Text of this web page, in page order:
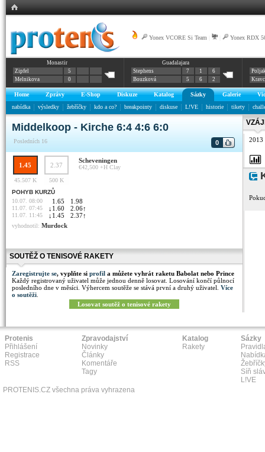
Yonex VCORE Si Team Yonex RDX
Monastir
Zipfel
5
Melnikova
0
Guadalajara
Stephens
7 1
6
Bouzková
5 6 2
Home Zprávy E-Shop Diskuze Katalog Sázky Galerie
nabídka
výsledky žebříčky kdo a co? breakpointy diskuse L!VE historie tikety
Middelkoop - Kirche 6:4 4:6 6:0
Posledních 16 0
1.45 2.37
Scheveningen
€42,500 +H Clay
45.507 K
500 K
POHYB KURZŮ
10.07. 08:00
1.65 1.98
11.07. 07:45 ↓ 1.60 2.06↑
11.07. 11:45 ↓ 1.45 2.37↑
vyhodnotil: Murdock
SOUTĚŽ O TENISOVÉ RAKETY
Zaregistrujte se, vyplňte si profil a můžete vyhrát raketu Babolat nebo Prince
Každý registrovaný uživatel může jednou denně losovat. Losování končí půlnocí
posledního dne v měsíci. Výhercem soutěže se stává první a druhý uživatel. Více
o soutěži
Losovat soutěž o tenisové rakety
2013
Protenis
Přihlášení
Registrace
RSS
Zpravodajství
Novinky
Články
Komentáře
Tagy
Katalog
Rakety
Sázky
Síň
L!VE
PROTENIS.CZ všechna práva vyhrazena